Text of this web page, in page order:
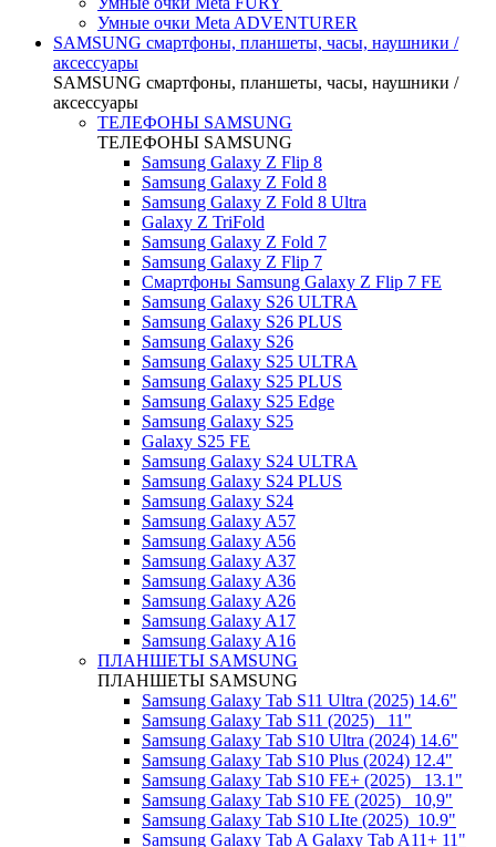
Умные очки Meta ADVENTURER
SAMSUNG cмартфоны, планшеты, часы, наушники /
аксессуары
SAMSUNG cмартфоны, планшеты, часы, наушники /
аксессуары
ТЕЛЕФОНЫ SAMSUNG
ТЕЛЕФОНЫ SAMSUNG
Samsung Galaxy Z Flip 8
Samsung Galaxy Z Fold 8
Samsung Galaxy Z Fold 8 Ultra
Galaxy Z TriFold
Samsung Galaxy Z Fold 7
Samsung Galaxy Z Flip 7
Смартфоны Samsung Galaxy Z Flip 7 FE
Samsung Galaxy S26 ULTRA
Samsung Galaxy S26 PLUS
Samsung Galaxy S26
Samsung Galaxy S25 ULTRA
Samsung Galaxy S25 PLUS
Samsung Galaxy S25 Edge
Samsung Galaxy S25
Galaxy S25 FE
Samsung Galaxy S24 ULTRA
Samsung Galaxy S24 PLUS
Samsung Galaxy S24
Samsung Galaxy A57
Samsung Galaxy A56
Samsung Galaxy A37
Samsung Galaxy A36
Samsung Galaxy A26
Samsung Galaxy A17
Samsung Galaxy A16
ПЛАНШЕТЫ SAMSUNG
ПЛАНШЕТЫ SAMSUNG
Samsung Galaxy Tab S11 Ultra (2025) 14.6"
Samsung Galaxy Tab S11 (2025) _11"
Samsung Galaxy Tab S10 Ultra (2024) 14.6"
Samsung Galaxy Tab S10 Plus (2024) 12.4"
Samsung Galaxy Tab S10 FE+ (2025)_ 13.1"
Samsung Galaxy Tab S10 FE (2025)_ 10,9"
Samsung Galaxy Tab S10 LIte (2025)_10.9"
Samsung Galaxy Tab A Galaxy Tab A11+ 11"